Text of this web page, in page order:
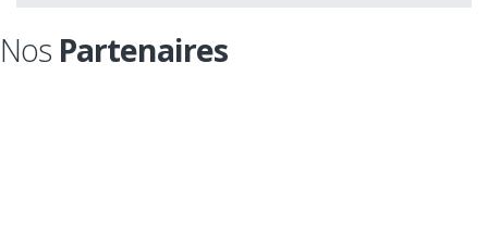
Nos Partenaires